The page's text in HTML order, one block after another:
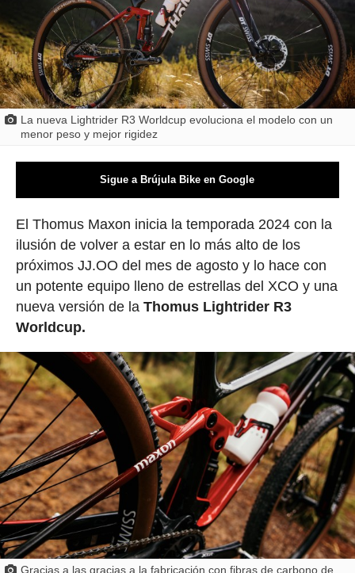
La nueva Lightrider R3 Worldcup evoluciona el modelo con un
menor peso y mejor rigidez
Sigue a Brújula Bike en Google
El Thomus Maxon inicia la temporada 2024 con la
ilusión de volver a estar en lo más alto de los
próximos JJ.OO del mes de agosto y lo hace con
un potente equipo lleno de estrellas del XCO y una
nueva versión de la Thomus Lightrider R3
Worldcup.
Gracias a las gracias a la fabricación con fibras de carbono de